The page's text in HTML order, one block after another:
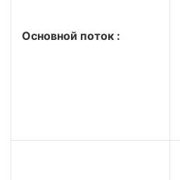
Основной поток :